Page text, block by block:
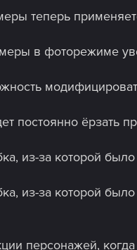
теперь
в фоторежиме
постоянно ёрзать
из-за которой
из-за которой
персонажей,